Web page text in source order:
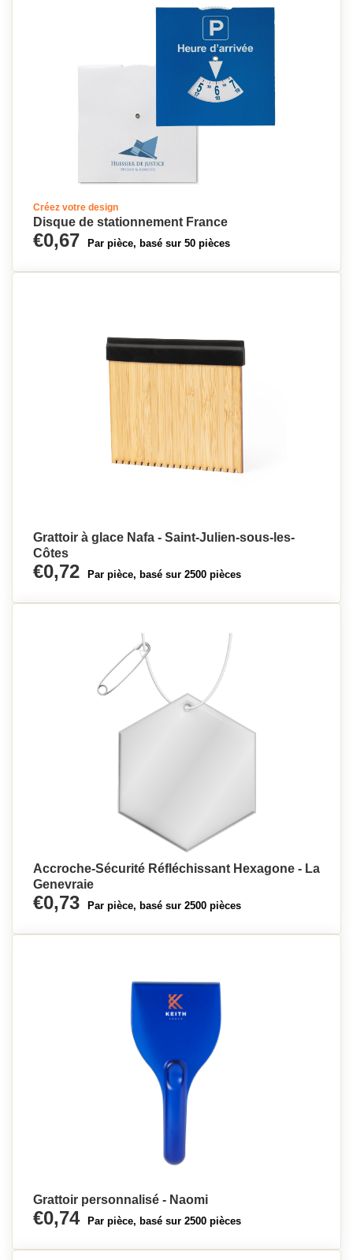
Créez votre design
Disque de stationnement France
€0,67 Par pièce, basé sur 50 pièces
Grattoir à glace Nafa - Saint-Julien-sous-les-
Côtes
€0,72 Par pièce, basé sur 2500 pièces
Accroche-Sécurité Réfléchissant Hexagone - La
Genevraie
€0,73 Par pièce, basé sur 2500 pièces
Grattoir personnalisé - Naomi
€0,74 Par pièce, basé sur 2500 pièces